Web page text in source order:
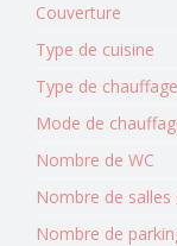
Couverture
Type de cuisine
Type de chauffage
Mode de
Nombre de WC
Nombre de salles
Nombre de